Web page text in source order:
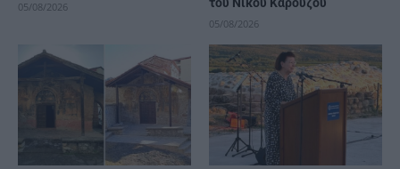
05/08/2026
05/08/2026